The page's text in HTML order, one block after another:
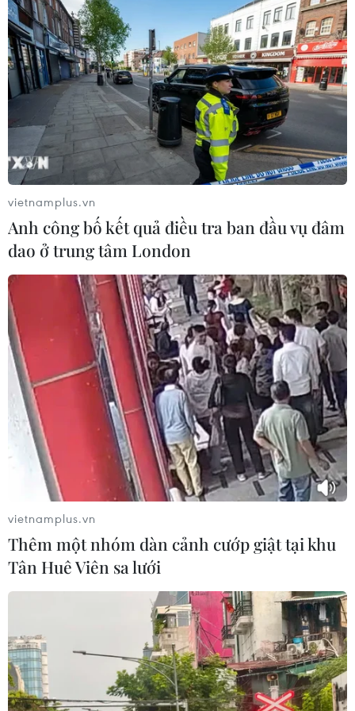
Trà My (TTXVN)
#Tây Ban Nha #Kinh tế #Khó khăn
#Triển vọng
Tây Ban Nha
Theo dõi VietnamPlus
TIN CÙNG CHUYÊN MỤC
động cho nhà phát triển
Doanh thu AI của Microsoft phụ
vietnamplus.vn
Anh công bố kết quả điều tra ban đầu vụ đâm
dao ở trung tâm London
vietnamplus.vn
Thêm một nhóm dàn cảnh cướp giật tại khu
Tân Huê Viên sa lưới